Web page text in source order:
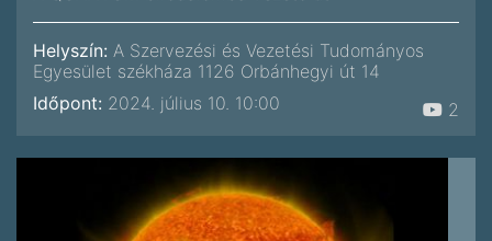
Helyszín: A Szervezési és Vezetési Tudományos
Egyesület székháza 1126 Orbánhegyi út 14
Időpont: 2024. július 10. 10:00 2